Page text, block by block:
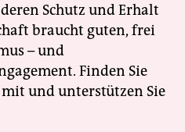
Schutz und Erhalt
braucht guten, frei
– und
Finden Sie
mit und unterstützen Sie